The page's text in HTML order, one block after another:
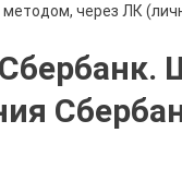
через ЛК